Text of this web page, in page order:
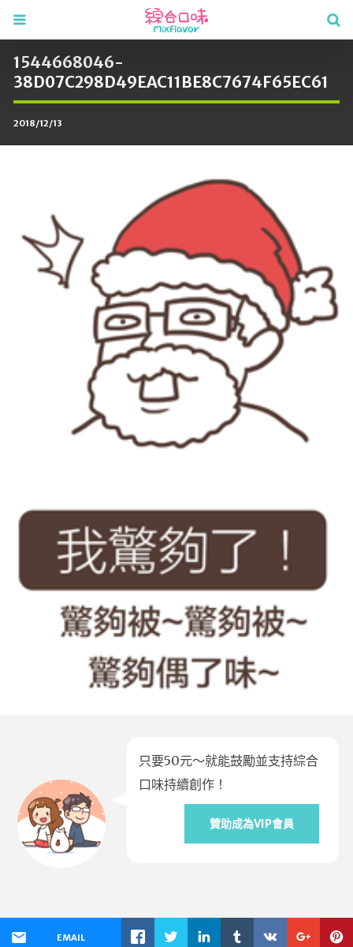
1544668046-
38D07C298D49EAC11BE8C7674F65EC61
2018/12/13
只要50元～就能鼓勵並支持綜合
口味持續創作！
贊助成為VIP會員
EMAIL